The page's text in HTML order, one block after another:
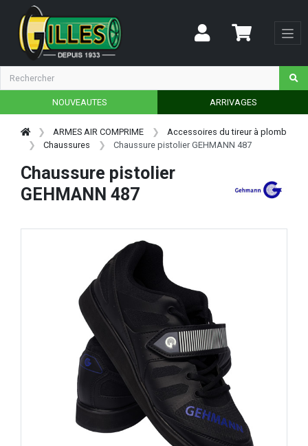
NOUVEAUTES ARRIVAGES
ARMES AIR COMPRIME
Accessoires du tireur à plomb
Chaussures
Chaussure pistolier GEHMANN 487
Chaussure pistolier
GEHMANN 487